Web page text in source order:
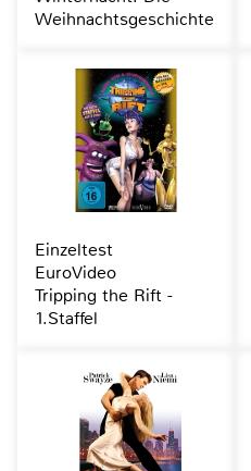
Weihnachtsgeschichte
Einzeltest
EuroVideo
Tripping the Rift -
1.Staffel